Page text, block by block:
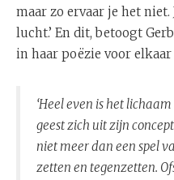
maar zo ervaar je het niet.
lucht.’ En dit, betoogt
in haar poëzie voor
‘Heel even is het
geest zich uit zijn
niet meer dan een spel
zetten en tegenzetten.